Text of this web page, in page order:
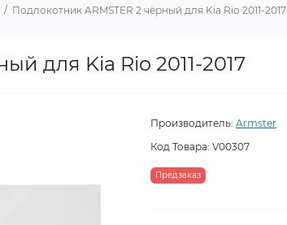
Подлокотник ARMSTER 2 чёрный для Kia Rio 2011-2017
для Kia Rio 2011-2017
Производитель: Armster
Код Товара: V00307
Предзаказ